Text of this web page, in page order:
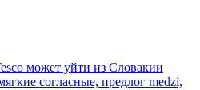
может уйти из Словакии
согласные, предлог medzi,